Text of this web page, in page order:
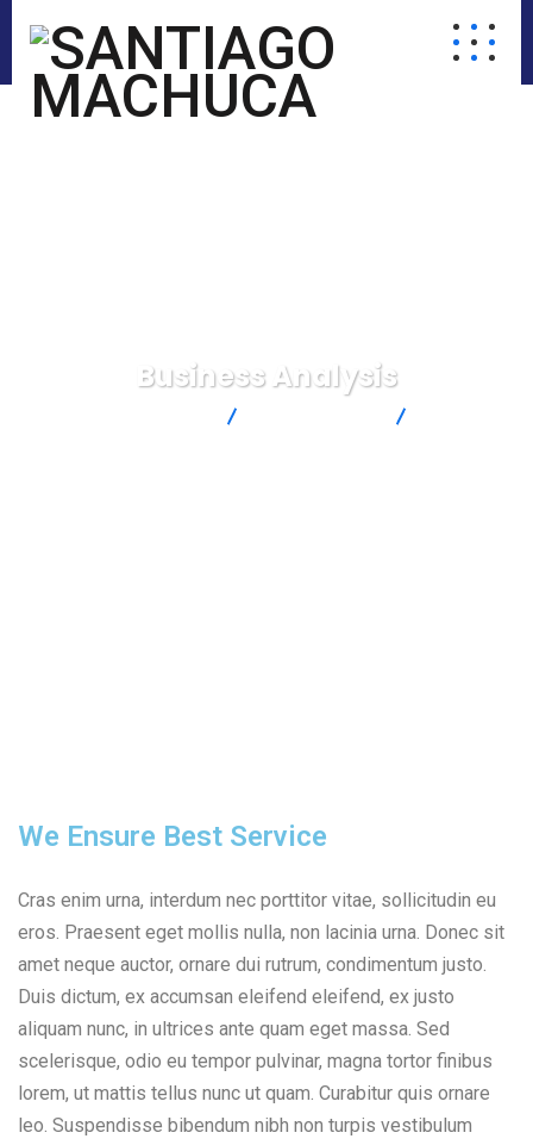
Business Analysis
We Ensure Best Service
Cras enim urna, interdum nec porttitor vitae, sollicitudin eu
eros. Praesent eget mollis nulla, non lacinia urna. Donec sit
amet neque auctor, ornare dui rutrum, condimentum justo.
Duis dictum, ex accumsan eleifend eleifend, ex justo
aliquam nunc, in ultrices ante quam eget massa. Sed
scelerisque, odio eu tempor pulvinar, magna tortor finibus
lorem, ut mattis tellus nunc ut quam. Curabitur quis ornare
leo. Suspendisse bibendum nibh non turpis vestibulum